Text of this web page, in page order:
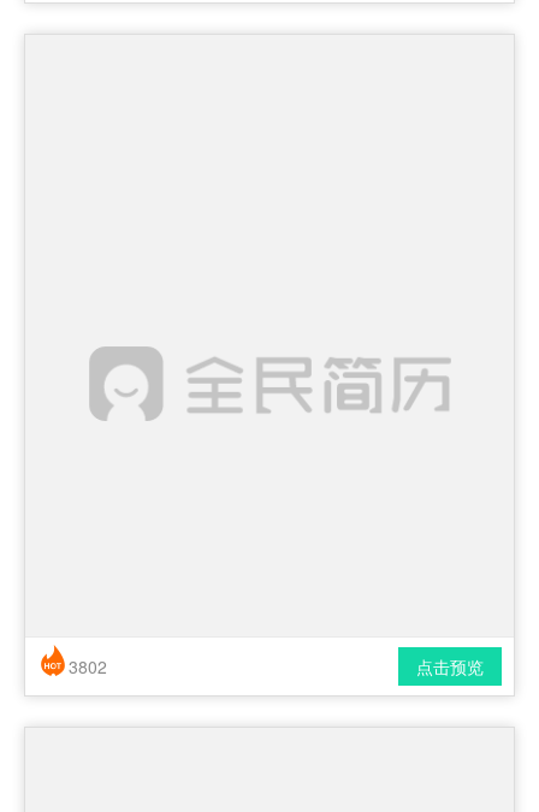
简历风格： 时尚 / 简洁 / 应届生
点击预览
3802